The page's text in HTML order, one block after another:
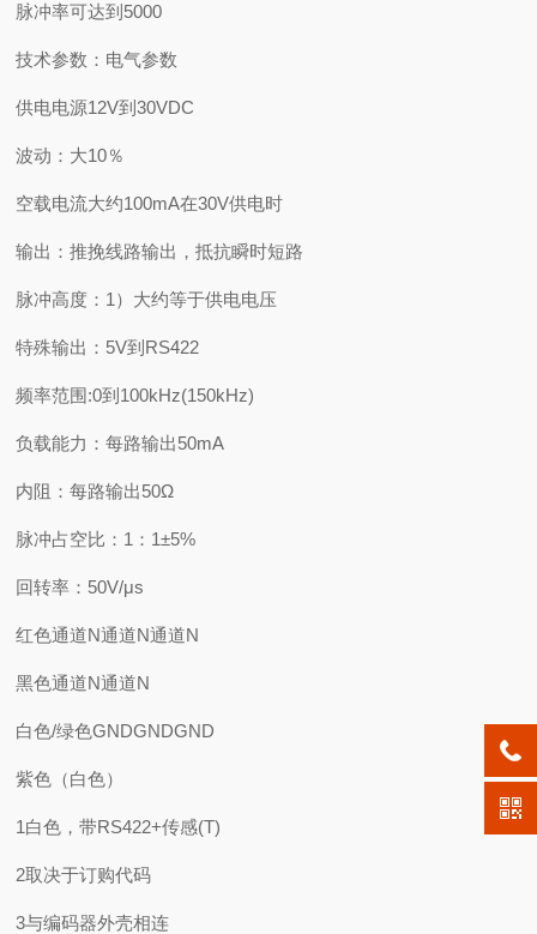
脉冲率可达到5000
技术参数：电气参数
供电电源12V到30VDC
波动：大10％
空载电流大约100mA在30V供电时
输出：推挽线路输出，抵抗瞬时短路
脉冲高度：1）大约等于供电电压
特殊输出：5V到RS422
频率范围:0到100kHz(150kHz)
负载能力：每路输出50mA
内阻：每路输出50Ω
脉冲占空比：1：1±5%
回转率：50V/μs
红色通道N通道N通道N
黑色通道N通道N
白色/绿色GNDGNDGND
紫色（白色）
1白色，带RS422+传感(T)
2取决于订购代码
3与编码器外壳相连